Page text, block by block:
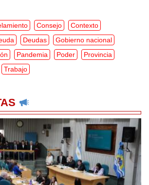
Consejo
Contexto
Deudas
Gobierno nacional
Pandemia Poder
Provincia
Trabajo